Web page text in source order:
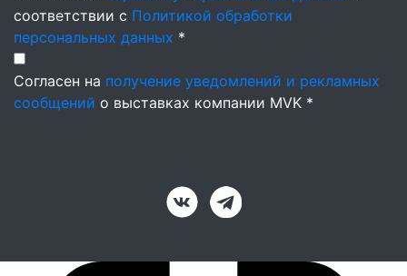
соответствии с Политикой обработки
персональных данных *
Согласен на получение уведомлений и рекламных
сообщений о выставках компании MVK *